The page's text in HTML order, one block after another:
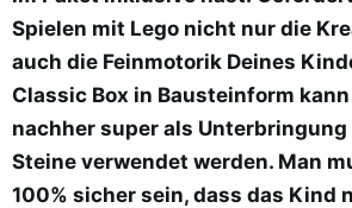
Spielen mit Lego nicht nur die
auch die Feinmotorik Deines
Classic Box in Bausteinform
nachher super als
Steine verwendet werden. Man
100% sicher sein, dass das Kind